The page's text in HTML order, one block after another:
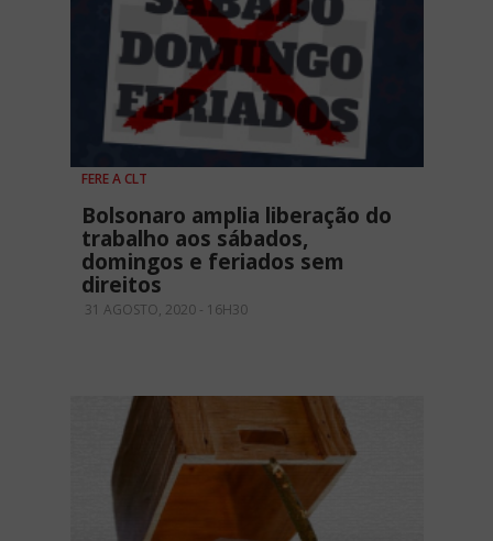
FERE A CLT
Bolsonaro amplia liberação do
trabalho aos sábados,
domingos e feriados sem
direitos
31 AGOSTO, 2020 - 16H30